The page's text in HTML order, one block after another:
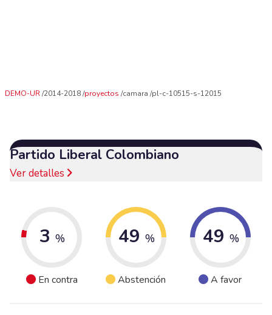
DEMO-UR 2014-2018 proyectos camara pl-c-10515-s-12015
Partido Liberal Colombiano
Ver detalles
3 %
En contra
49 %
Abstención
49 %
A favor